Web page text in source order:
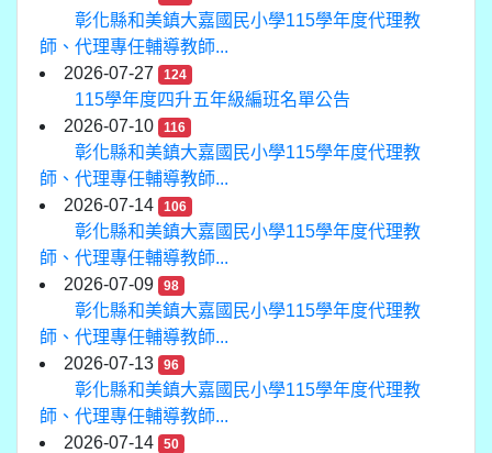
彰化縣和美鎮大嘉國民小學115學年度代理教
師、代理專任輔導教師...
2026-07-27
124
115學年度四升五年級編班名單公告
2026-07-10
116
彰化縣和美鎮大嘉國民小學115學年度代理教
師、代理專任輔導教師...
2026-07-14
106
彰化縣和美鎮大嘉國民小學115學年度代理教
師、代理專任輔導教師...
2026-07-09
98
彰化縣和美鎮大嘉國民小學115學年度代理教
師、代理專任輔導教師...
2026-07-13
96
彰化縣和美鎮大嘉國民小學115學年度代理教
師、代理專任輔導教師...
2026-07-14
50